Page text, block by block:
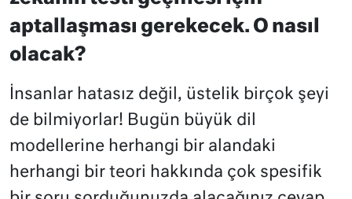
aptallaşması gerekecek. O nasıl
olacak?
İnsanlar hatasız değil, üstelik birçok şeyi
de bilmiyorlar! Bugün büyük dil
modellerine herhangi bir alandaki
herhangi bir teori hakkında çok spesifik